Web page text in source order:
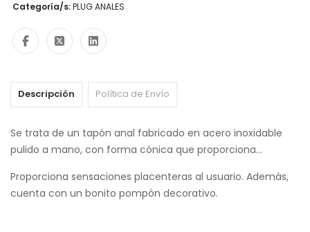
Categoría/s:PLUG ANALES
Descripción Política de Envío
Se trata de un tapón anal fabricado en acero inoxidable
pulido a mano, con forma cónica que proporciona...
Proporciona sensaciones placenteras al usuario. Además,
cuenta con un bonito pompón decorativo.